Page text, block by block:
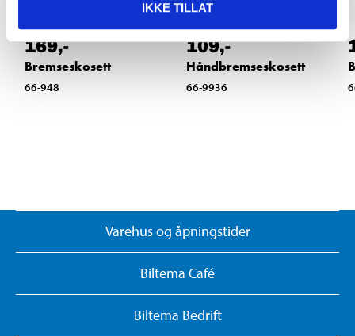
IKKE TILLAT
169,-
Bremseskosett
66-948
109,-
Håndbremseskosett
66-9936
Varehus og åpningstider
Biltema Café
Biltema Bedrift